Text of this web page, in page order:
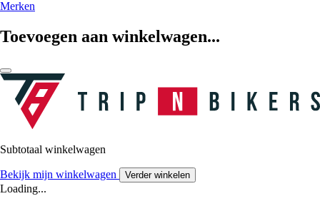
Merken
Toevoegen aan winkelwagen...
Subtotaal winkelwagen
Bekijk mijn winkelwagen Verder winkelen
Loading...